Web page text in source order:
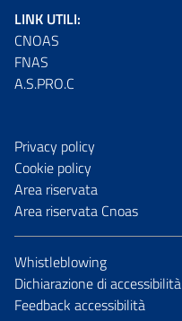
LINK UTILI:
CNOAS
FNAS
A.S.PRO.C
Privacy policy
Cookie policy
Area riservata
Area riservata Cnoas
Whistleblowing
Dichiarazione di accessibilità
Feedback accessibilità